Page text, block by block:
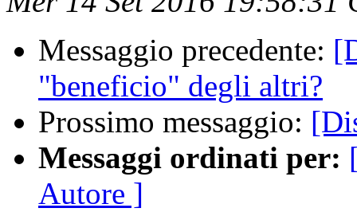
Messaggio precedente:
"beneficio" degli altri?
Prossimo messaggio:
Messaggi ordinati per:
Autore ]